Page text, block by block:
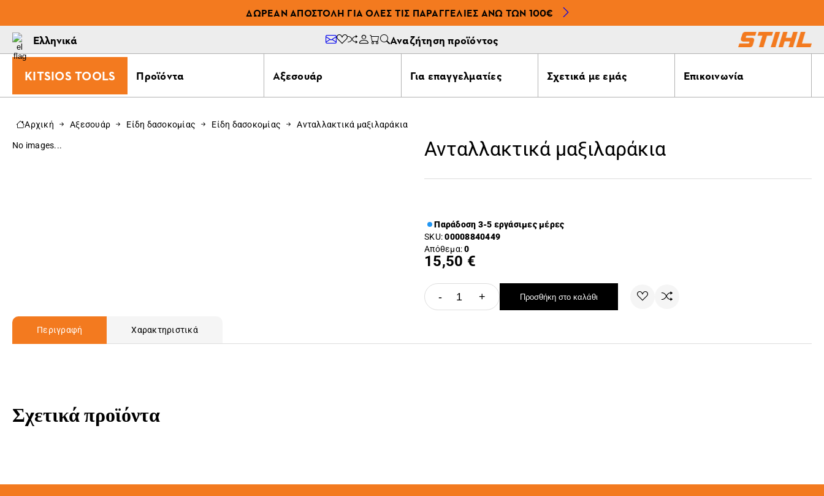
ΔΩΡΕΆΝ ΑΠΟΣΤΟΛΉ ΓΙΑ ΌΛΕΣ ΤΙΣ ΠΑΡΑΓΓΕΛΊΕΣ ΆΝΩ ΤΩΝ 100€
Ελληνικά Αναζήτηση προϊόντος
KITSIOS TOOLS Προϊόντα Αξεσουάρ Για επαγγελματίες Σχετικά με εμάς Επικοινωνία
Αρχική Αξεσουάρ Είδη δασοκομίας Είδη δασοκομίας Ανταλλακτικά μαξιλαράκια
No images... Ανταλλακτικά μαξιλαράκια
Παράδοση 3-5 εργάσιμες μέρες
SKU:00008840449
Απόθεμα:0
15,50 €
- + Προσθήκη στο καλάθι
Περιγραφή Χαρακτηριστικά
Σχετικά προϊόντα